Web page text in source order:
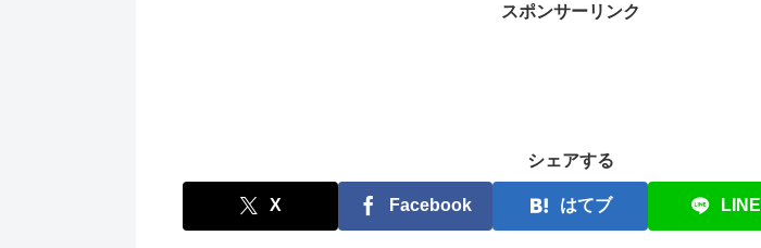
スポンサーリンク
シェアする
X Facebook はてブ LINE